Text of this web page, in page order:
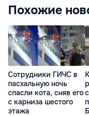
Похожие
Сотрудники ГИЧС в
пасхальную ночь
спасли кота, сняв его
с карниза шестого
этажа